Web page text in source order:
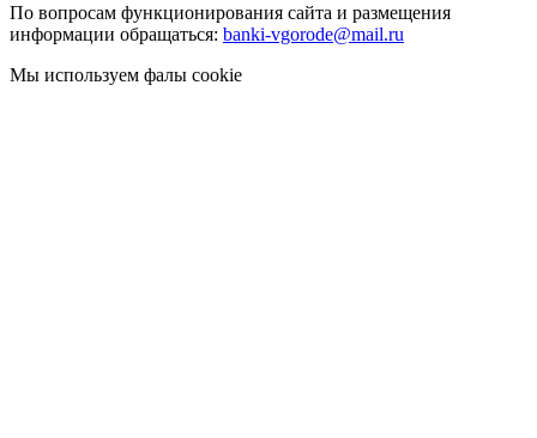
По вопросам функционирования сайта и размещения
информации обращаться: banki-vgorode@mail.ru
Мы используем фалы cookie